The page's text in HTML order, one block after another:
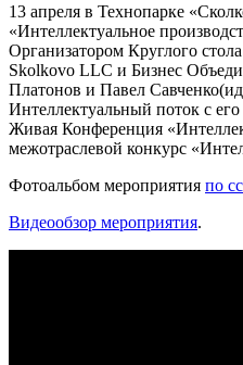
13 апреля в Технопарке
«Интеллектуальное
Организатором Круглого
Skolkovo LLC и Бизнес
Платонов и Павел
Интеллектуальный поток с
Живая Конференция
межотраслевой конкурс
Фотоальбом мероприятия по
Видеообзор мероприятия.